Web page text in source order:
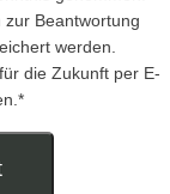
Beantwortung
werden.
die Zukunft per E-